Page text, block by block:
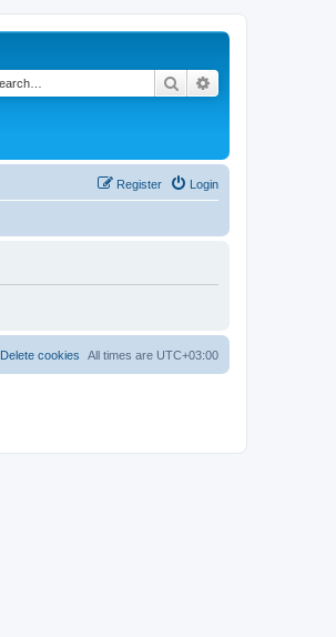
Search
Login
Register
All times are UTC+03:00
Delete cookies